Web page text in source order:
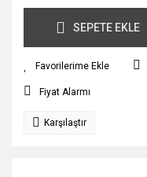
SEPETE EKLE
Fiyat Alarmı
Karşılaştır